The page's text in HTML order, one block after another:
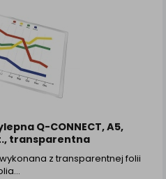
Q-CONNECT, A5,
transparentna
z transparentnej folii